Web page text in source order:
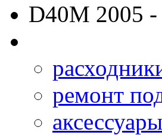
D40M 2005 -
ремонт
аксессуары